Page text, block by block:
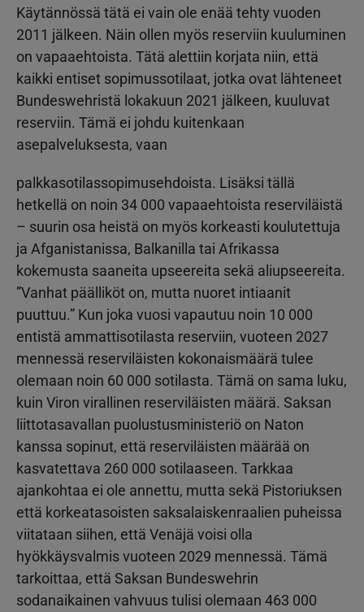
Käytännössä tätä ei vain ole enää tehty vuoden
2011 jälkeen. Näin ollen myös reserviin kuuluminen
on vapaaehtoista. Tätä alettiin korjata niin, että
kaikki entiset sopimussotilaat, jotka ovat lähteneet
Bundeswehristä lokakuun 2021 jälkeen, kuuluvat
reserviin. Tämä ei johdu kuitenkaan
asepalveluksesta, vaan
palkkasotilassopimusehdoista. Lisäksi tällä
hetkellä on noin 34 000 vapaaehtoista reserviläistä
– suurin osa heistä on myös korkeasti koulutettuja
ja Afganistanissa, Balkanilla tai Afrikassa
kokemusta saaneita upseereita sekä aliupseereita.
”Vanhat päälliköt on, mutta nuoret intiaanit
puuttuu.” Kun joka vuosi vapautuu noin 10 000
entistä ammattisotilasta reserviin, vuoteen 2027
mennessä reserviläisten kokonaismäärä tulee
olemaan noin 60 000 sotilasta. Tämä on sama luku,
kuin Viron virallinen reserviläisten määrä. Saksan
liittotasavallan puolustusministeriö on Naton
kanssa sopinut, että reserviläisten määrää on
kasvatettava 260 000 sotilaaseen. Tarkkaa
ajankohtaa ei ole annettu, mutta sekä Pistoriuksen
että korkeatasoisten saksalaiskenraalien puheissa
viitataan siihen, että Venäjä voisi olla
hyökkäysvalmis vuoteen 2029 mennessä. Tämä
tarkoittaa, että Saksan Bundeswehrin
sodanaikainen vahvuus tulisi olemaan 463 000